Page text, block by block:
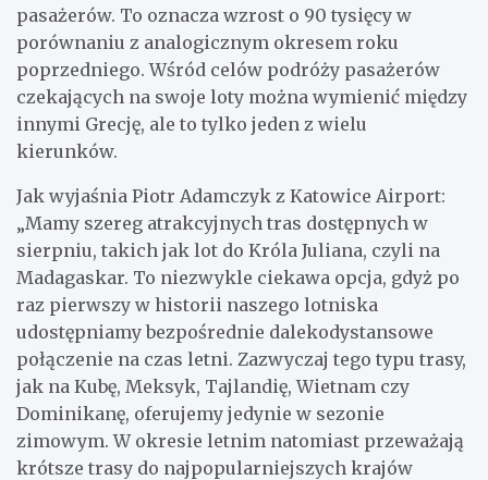
pasażerów. To oznacza wzrost o 90 tysięcy w
porównaniu z analogicznym okresem roku
poprzedniego. Wśród celów podróży pasażerów
czekających na swoje loty można wymienić między
innymi Grecję, ale to tylko jeden z wielu
kierunków.
Jak wyjaśnia Piotr Adamczyk z Katowice Airport:
„Mamy szereg atrakcyjnych tras dostępnych w
sierpniu, takich jak lot do Króla Juliana, czyli na
Madagaskar. To niezwykle ciekawa opcja, gdyż po
raz pierwszy w historii naszego lotniska
udostępniamy bezpośrednie dalekodystansowe
połączenie na czas letni. Zazwyczaj tego typu trasy,
jak na Kubę, Meksyk, Tajlandię, Wietnam czy
Dominikanę, oferujemy jedynie w sezonie
zimowym. W okresie letnim natomiast przeważają
krótsze trasy do najpopularniejszych krajów